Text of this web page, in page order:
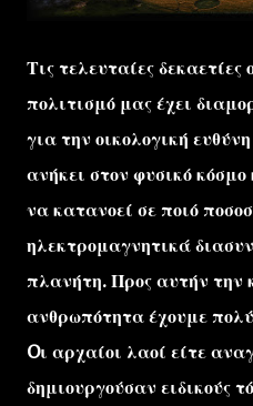
Τις τελευταίες
πολιτισμό μας έχει
για την οικολογική
ανήκει στον φυσικό κόσμο
να κατανοεί σε ποιό
ηλεκτρομαγνητικά
πλανήτη. Προς αυτήν την
ανθρωπότητα έχουμε
Oι αρχαίοι λαοί είτε
δημιουργούσαν ειδικούς